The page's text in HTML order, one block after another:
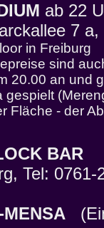
ab 22
7
in Freiburg
sind
20.00 an und
Fläche - der
BAR
Tel: 0761-
MENSA